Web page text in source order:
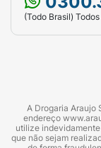
(Todo Brasil)
A Drogaria Araujo
endereço
utilize
que não sejam